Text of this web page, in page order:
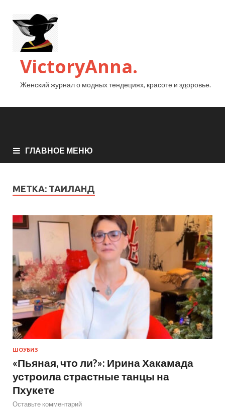
VictoryAnna.
Женский журнал о модных тендециях, красоте и здоровье.
ГЛАВНОЕ МЕНЮ
МЕТКА: ТАИЛАНД
ШОУБИЗ
«Пьяная, что ли?»: Ирина Хакамада
устроила страстные танцы на
Пхукете
Оставьте комментарий